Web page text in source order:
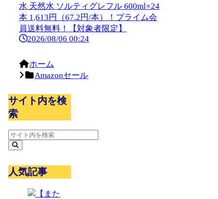
水 天然水 ソルティグレフル 600ml×24
本 1,613円（67.2円/本）！プライム会
員送料無料！【対象者限定】
2026/08/06 00:24
ホーム
Amazonセール
サイト内を検
索
人気記事